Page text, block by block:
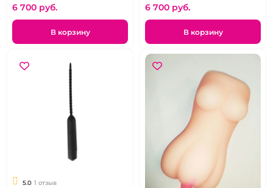
6 700 pуб.
В корзину
6 700 pуб.
В корзину
5.0 1 отзыв